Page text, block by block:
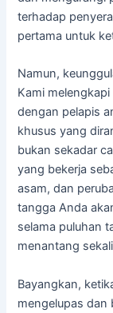
terhadap
pertama untuk
Namun,
Kami
dengan pelapis
khusus yang
bukan sekadar
yang bekerja
asam, dan
tangga Anda
selama puluhan
menantang
Bayangkan,
mengelupas dan